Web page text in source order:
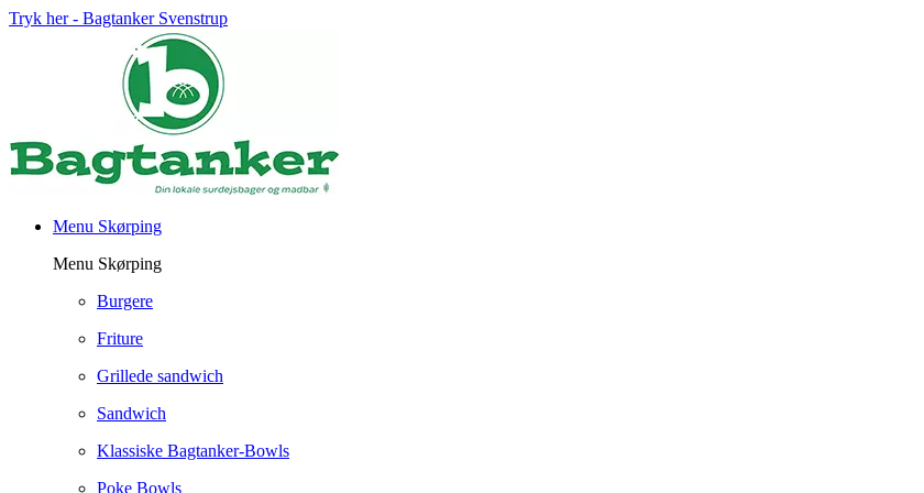
Tryk her - Bagtanker Svenstrup
Menu Skørping
Menu Skørping
Burgere
Friture
Grillede sandwich
Sandwich
Klassiske Bagtanker-Bowls
Poke Bowls